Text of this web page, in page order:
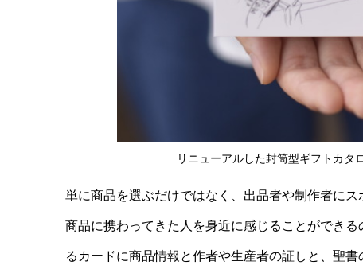
リニューアルした封筒型ギフトカタ
単に商品を選ぶだけではなく、出品者や制作者に
商品に携わってきた人を身近に感じることができ
るカードに商品情報と作者や生産者の証しと、聖書